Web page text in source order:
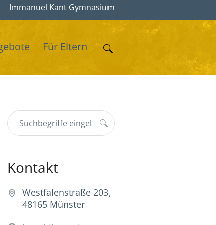
Immanuel Kant Gymnasium
Für Eltern
Kontakt
Westfalenstraße 203,
48165 Münster